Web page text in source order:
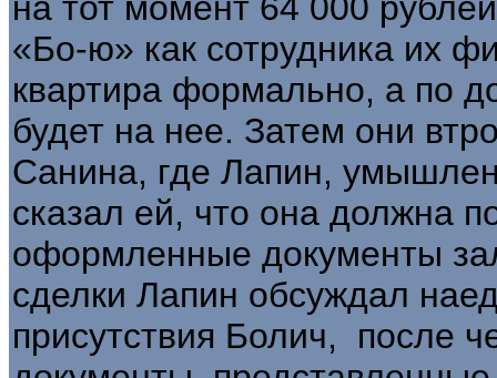
«Бо-ю» как сотрудника их
квартира формально, а по
будет на нее. Затем они
Санина, где Лапин,
сказал ей, что она должна
оформленные до­кументы
сделки Лапин обсуждал
присутствия Бо­лич, после